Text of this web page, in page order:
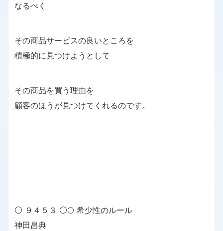
なるべく
その商品サービスの良いところを
積極的に見つけようとして
その商品を買う理由を
顧客のほうが見つけてくれるのです。
⚪ ９４５３ ⚪🌕 希少性のルール
神田昌典